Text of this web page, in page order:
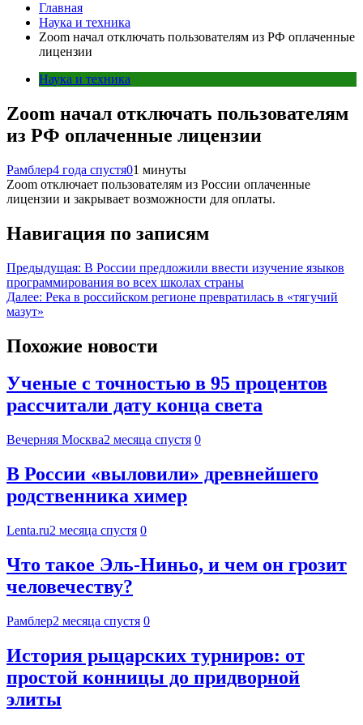
Главная
Наука и техника
Zoom начал отключать пользователям из РФ оплаченные
лицензии
Наука и техника
Zoom начал отключать пользователям
из РФ оплаченные лицензии
Рамблер4 года спустя01 минуты
Zoom отключает пользователям из России оплаченные
лицензии и закрывает возможности для оплаты.
Навигация по записям
Предыдущая: В России предложили ввести изучение языков
программирования во всех школах страны
Далее: Река в российском регионе превратилась в «тягучий
мазут»
Похожие новости
Ученые с точностью в 95 процентов
рассчитали дату конца света
Вечерняя Москва2 месяца спустя 0
В России «выловили» древнейшего
родственника химер
Lenta.ru2 месяца спустя 0
Что такое Эль-Ниньо, и чем он грозит
человечеству?
Рамблер2 месяца спустя 0
История рыцарских турниров: от
простой конницы до придворной
элиты